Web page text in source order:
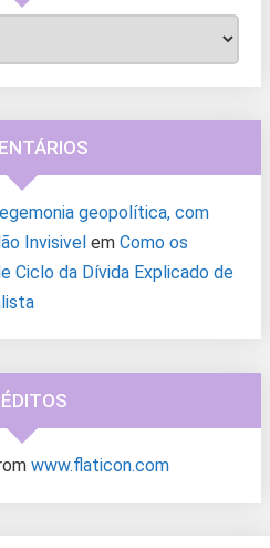
geopolítica, com
Invisivel em Como os
Ciclo da Dívida Explicado de
www.flaticon.com